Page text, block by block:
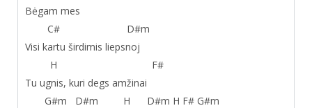
Bėgam mes
C# D#m
Visi kartu širdimis liepsnoj
H F#
Tu ugnis, kuri degs amžinai
G#m D#m H D#m H F# G#m